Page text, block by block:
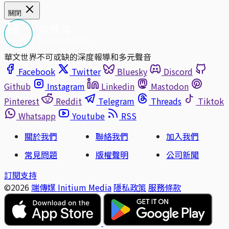
關閉
華文世界不可或缺的深度報導和多元聲音
Facebook
Twitter Bluesky
Discord
Github
Instagram Linkedin
Mastodon
Pinterest
Reddit Telegram Threads
Tiktok
Whatsapp
Youtube
RSS
關於我們
聯絡我們
加入我們
常見問題
版權聲明
公司新聞
訂閱支持
©2026 端傳媒 Initium Media 隱私政策 服務條款